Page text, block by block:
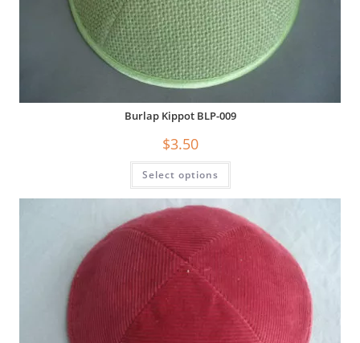
Burlap Kippot BLP-009
$3.50
Select options